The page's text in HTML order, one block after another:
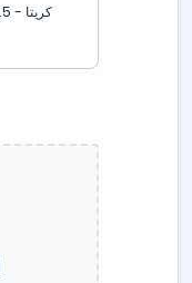
كريتا - 1.5 VGT PREMIUM PLUS BVA